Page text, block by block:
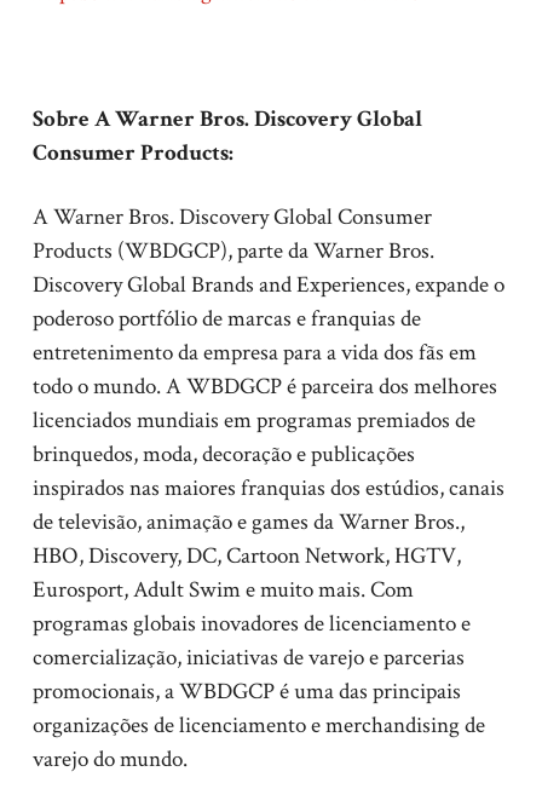
Sobre A Warner Bros. Discovery Global
Consumer Products:
A Warner Bros. Discovery Global Consumer
Products (WBDGCP), parte da Warner Bros.
Discovery Global Brands and Experiences, expande o
poderoso portfólio de marcas e franquias de
entretenimento da empresa para a vida dos fãs em
todo o mundo. A WBDGCP é parceira dos melhores
licenciados mundiais em programas premiados de
brinquedos, moda, decoração e publicações
inspirados nas maiores franquias dos estúdios, canais
de televisão, animação e games da Warner Bros.,
HBO, Discovery, DC, Cartoon Network, HGTV,
Eurosport, Adult Swim e muito mais. Com
programas globais inovadores de licenciamento e
comercialização, iniciativas de varejo e parcerias
promocionais, a WBDGCP é uma das principais
organizações de licenciamento e merchandising de
varejo do mundo.